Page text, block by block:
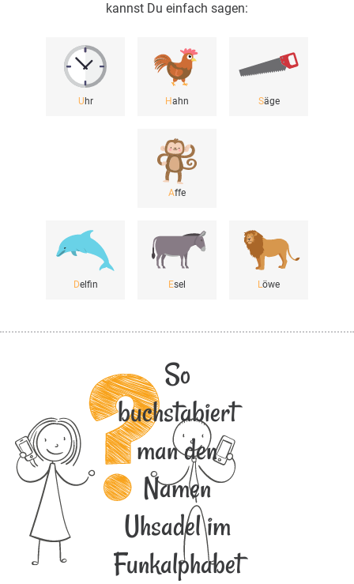
kannst Du einfach sagen:
U hr Hahn Säge
Affe
Delfin Esel Löwe
So
buchstabiert
man den
Namen
Uhsadel im
Funkalphabet